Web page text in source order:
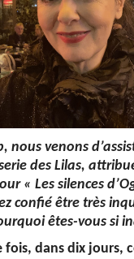
nous venons
des Lilas,
« Les silences
confié être très
êtes-vous si
dans dix jours,